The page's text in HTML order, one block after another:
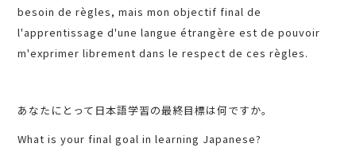
besoin de règles, mais mon objectif final de
l'apprentissage d'une langue étrangère est de pouvoir
m'exprimer librement dans le respect de ces règles.
あなたにとって日本語学習の最終目標は何ですか。
What is your final goal in learning Japanese?